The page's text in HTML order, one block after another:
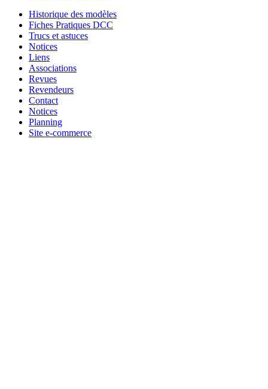
Historique des modèles
Fiches Pratiques DCC
Trucs et astuces
Notices
Liens
Associations
Revues
Revendeurs
Contact
Notices
Planning
Site e-commerce